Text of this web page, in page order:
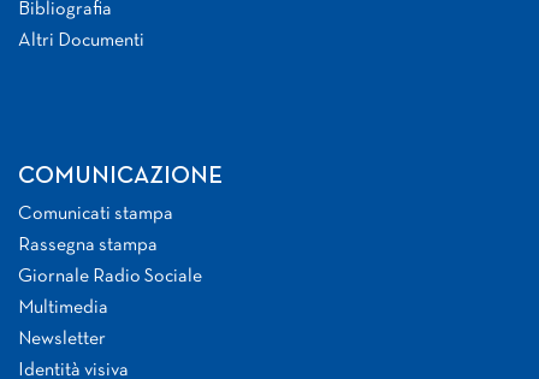
Bibliografia
Altri Documenti
COMUNICAZIONE
Comunicati stampa
Rassegna stampa
Giornale Radio Sociale
Multimedia
Newsletter
Identità visiva